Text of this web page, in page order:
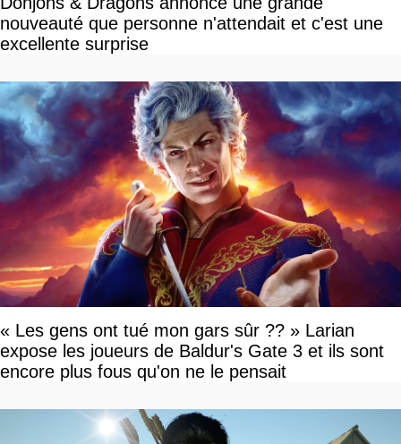
nouveauté que personne n'attendait et c'est une
excellente surprise
« Les gens ont tué mon gars sûr ?? » Larian
expose les joueurs de Baldur's Gate 3 et ils sont
encore plus fous qu'on ne le pensait